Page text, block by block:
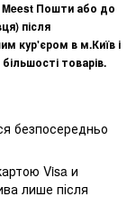
Пошти або до
після
кур'єром в м.Київ і
товарів.
безпосередньо
Visa и
лише після